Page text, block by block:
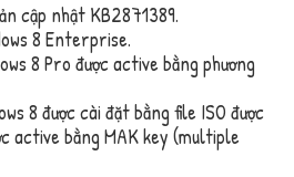
cập nhật KB2871389.
8 Enterprise.
8 Pro được active bằng phương
8 được cài đặt bằng file ISO được
active bằng MAK key (multiple